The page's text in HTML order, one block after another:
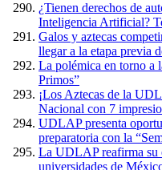
¿Tienen derechos de
Inteligencia Artificial?
Galos y aztecas
llegar a la etapa previa
La polémica en torno a
Primos”
¡Los Aztecas de la
Nacional con 7
UDLAP presenta
preparatoria con la
La UDLAP reafirma su
universidades de